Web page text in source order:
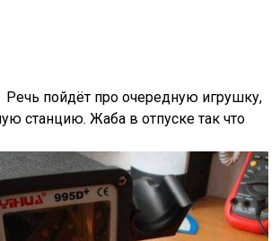
Речь пойдёт про очередную игрушку,
станцию. Жаба в отпуске так что